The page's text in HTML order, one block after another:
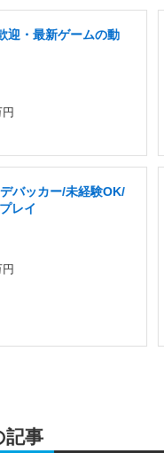
迎・最新ゲームの動
バッカー/未経験OK/
レイ
記事